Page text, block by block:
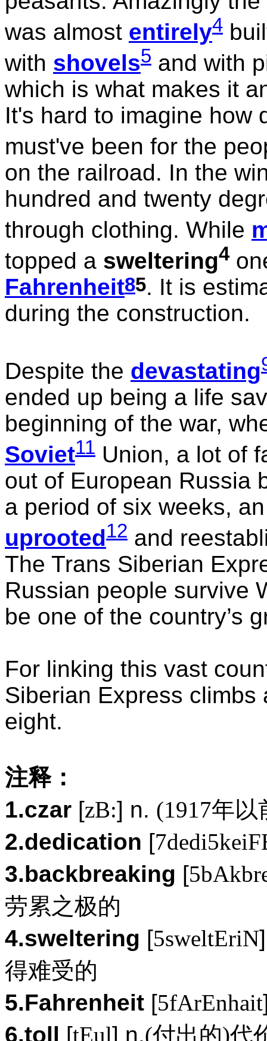
was almost entirely4
with shovels5 and with
which is what makes it
It's hard to imagine how
must've been for the
on the railroad. In the
hundred and twenty
through clothing. While
topped a sweltering4
Fahrenheit85. It is
during the construction.
Despite the devastating
ended up being a life
beginning of the war,
Soviet11 Union, a lot of
out of European Russia
a period of six weeks,
uprooted12 and
The Trans Siberian
Russian people survive
be one of the country’s
For linking this vast
Siberian Express
eight.
注释：
1.czar [zB:] n. (1917年
2.dedication [
3.backbreaking [
劳累之极的
4.sweltering [5sweltEriN
得难受的
5.Fahrenheit [5fArEnhait
6.toll [tEul] n.(付出的)代